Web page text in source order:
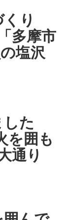
り
多摩市
塩沢
た
を囲も
通り